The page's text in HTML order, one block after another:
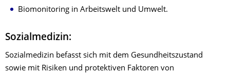
Biomonitoring in Arbeitswelt und Umwelt.
Sozialmedizin:
Sozialmedizin befasst sich mit dem Gesundheitszustand
sowie mit Risiken und protektiven Faktoren von